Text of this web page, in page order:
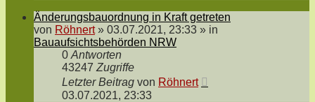
Änderungsbauordnung in Kraft getreten
von Röhnert» 03.07.2021, 23:33 » in
Bauaufsichtsbehörden NRW
0 Antworten
43247 Zugriffe
Letzter Beitrag von Röhnert
03.07.2021, 23:33